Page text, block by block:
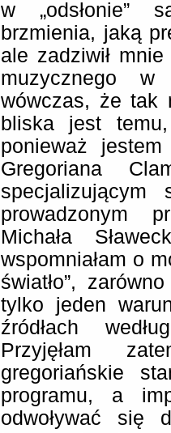
w „odsłonie”
brzmienia, jaką
ale zadziwił
muzycznego w
wówczas, że tak
bliska jest
ponieważ
Gregoriana
specjalizującym
prowadzonym
Michała
wspomniałam o
światło”,
tylko jeden
źródłach
Przyjęłam
gregoriańskie
programu, a
odwoływać się